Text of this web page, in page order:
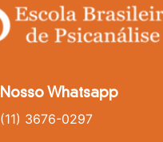
Nosso Whatsapp
(11) 3676-0297